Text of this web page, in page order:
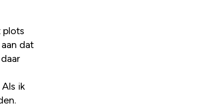
plots
dat
ik